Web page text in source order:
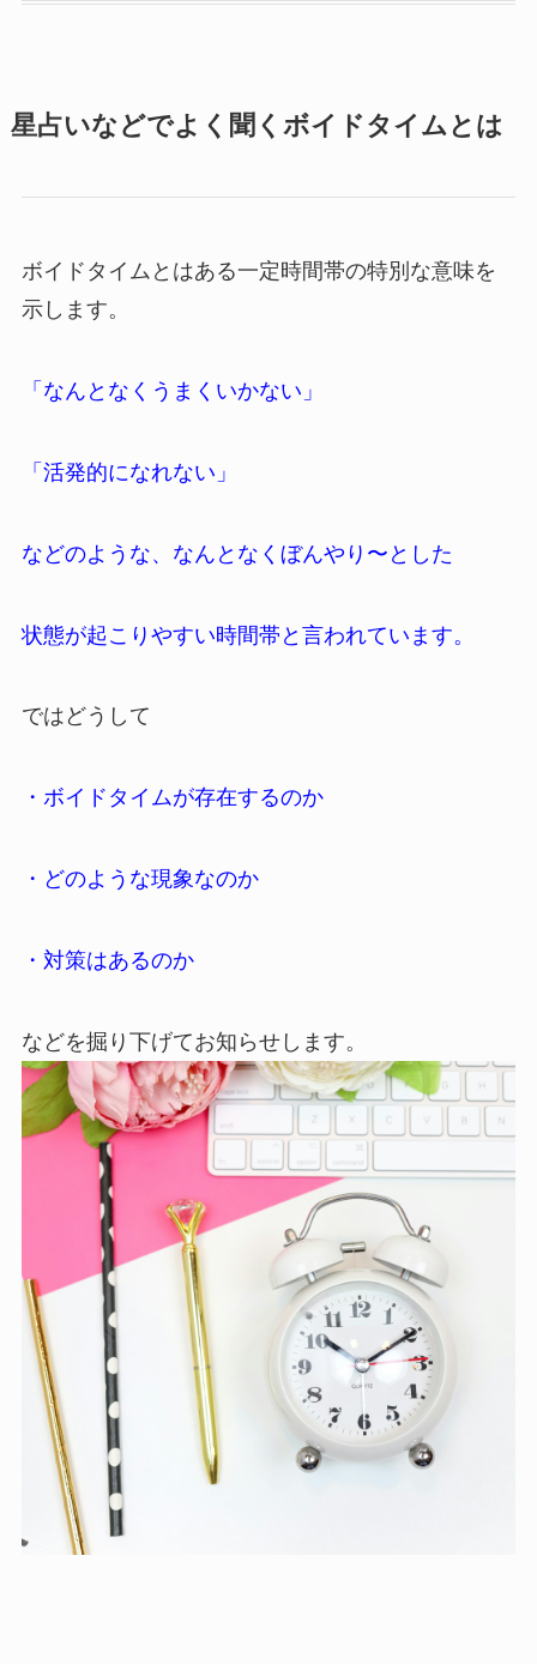
星占いなどでよく聞くボイドタイムとは
ボイドタイムとはある一定時間帯の特別な意味を
示します。
「なんとなくうまくいかない」
「活発的になれない」
などのような、なんとなくぼんやり〜とした
状態が起こりやすい時間帯と言われています。
ではどうして
・ボイドタイムが存在するのか
・どのような現象なのか
・対策はあるのか
などを掘り下げてお知らせします。